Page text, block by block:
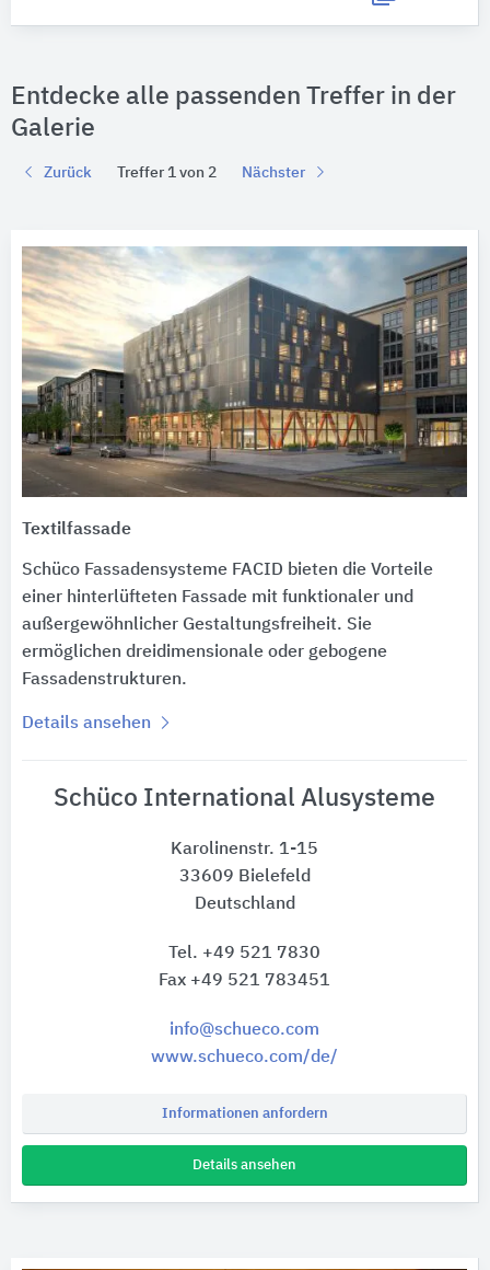
Entdecke alle passenden Treffer in der
Galerie
Zurück Treffer 1 von 2 Nächster
Textilfassade
Schüco Fassadensysteme FACID bieten die Vorteile
einer hinterlüfteten Fassade mit funktionaler und
außergewöhnlicher Gestaltungsfreiheit. Sie
ermöglichen dreidimensionale oder gebogene
Fassadenstrukturen.
Details ansehen
Schüco International Alusysteme
Karolinenstr. 1-15
33609 Bielefeld
Deutschland
Tel. +49 521 7830
Fax +49 521 783451
info@schueco.com
www.schueco.com/de/
Informationen anfordern
Details ansehen